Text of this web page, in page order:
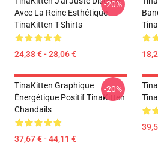
Avec La Reine Esthétique
TinaKitten T-Shirts
24,38 € - 28,06 €
-20%
TinaKitten Graphique
Énergétique Positif TinaKitten
Chandails
37,67 € - 44,11 €
-20%